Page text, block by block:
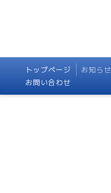
トップページ お知らせ
お問い合わせ